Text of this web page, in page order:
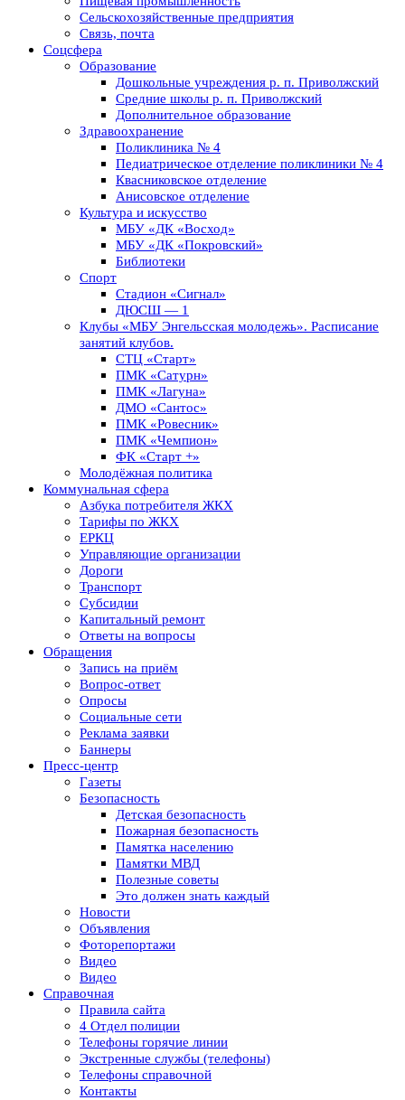
Сельскохозяйственные предприятия
Связь, почта
Соцсфера
Образование
Дошкольные учреждения р. п. Приволжский
Средние школы р. п. Приволжский
Дополнительное образование
Здравоохранение
Поликлиника № 4
Педиатрическое отделение поликлиники № 4
Квасниковское отделение
Анисовское отделение
Культура и искусство
МБУ «ДК «Восход»
МБУ «ДК «Покровский»
Библиотеки
Спорт
Стадион «Сигнал»
ДЮСШ — 1
Клубы «МБУ Энгельсская молодежь». Расписание
занятий клубов.
СТЦ «Старт»
ПМК «Сатурн»
ПМК «Лагуна»
ДМО «Сантос»
ПМК «Ровесник»
ПМК «Чемпион»
ФК «Старт +»
Молодёжная политика
Коммунальная сфера
Азбука потребителя ЖКХ
Тарифы по ЖКХ
ЕРКЦ
Управляющие организации
Дороги
Транспорт
Субсидии
Капитальный ремонт
Ответы на вопросы
Обращения
Запись на приём
Вопрос-ответ
Опросы
Социальные сети
Реклама заявки
Баннеры
Пресс-центр
Газеты
Безопасность
Детская безопасность
Пожарная безопасность
Памятка населению
Памятки МВД
Полезные советы
Это должен знать каждый
Новости
Объявления
Фоторепортажи
Видео
Видео
Справочная
Правила сайта
4 Отдел полиции
Телефоны горячие линии
Экстренные службы (телефоны)
Телефоны справочной
Контакты